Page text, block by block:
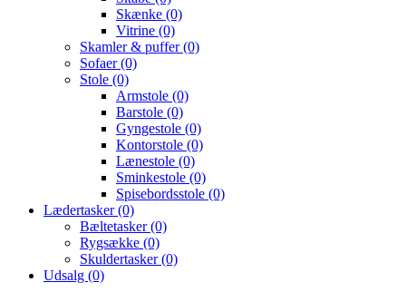
Skænke (0)
Vitrine (0)
Skamler & puffer(0)
Sofaer(0)
Stole (0)
Armstole (0)
Barstole (0)
Gyngestole (0)
Kontorstole (0)
Lænestole (0)
Sminkestole (0)
Spisebordsstole (0)
Lædertasker(0)
Bæltetasker(0)
Rygsække (0)
Skuldertasker(0)
Udsalg (0)